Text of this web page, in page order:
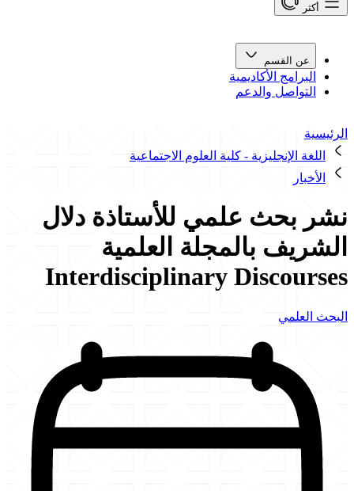
أكثر
عن القسم
البرامج الأكاديمية
التواصل والدعم
الرئيسية
اللغة الإنجليزية - كلية العلوم الاجتماعية
الأخبار
نشر بحث علمي للأستاذة دلال
الشريف بالمجلة العلمية
Interdisciplinary Discourses
البحث العلمي